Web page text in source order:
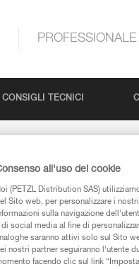
PROFESSIONALE
CONSIGLI TECNICI
nelle pagine prodotti e
all'uso dei cookie
(PETZL Distribution SAS)
Sito web, per personalizzare i
sulla navigazione
di social media al fine di
saranno attivi solo sul Sito
nostri partner seguiranno l’utente
facendo clic sul link